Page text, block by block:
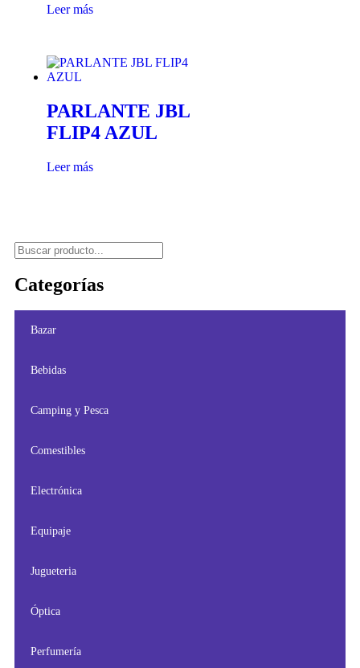
Categorías
Bazar
Bebidas
Camping y Pesca
Comestibles
Electrónica
Equipaje
Jugueteria
Óptica
Perfumería
Leer más
PARLANTE JBL
FLIP4 AZUL
Leer más